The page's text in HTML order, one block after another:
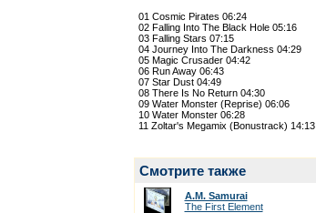
01 Cosmic Pirates 06:24
02 Falling Into The Black Hole 05:16
03 Falling Stars 07:15
04 Journey Into The Darkness 04:29
05 Magic Crusader 04:42
06 Run Away 06:43
07 Star Dust 04:49
08 There Is No Return 04:30
09 Water Monster (Reprise) 06:06
10 Water Monster 06:28
11 Zoltar's Megamix (Bonustrack) 14:13
Смотрите также
A.M. Samurai
The First Element